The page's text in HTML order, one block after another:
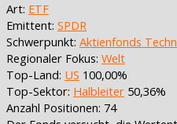
Art: ETF
Emittent: SPDR
Schwerpunkt: Aktienfonds
Regionaler Fokus: Welt
Top-Land: US 100,00%
Top-Sektor: Halbleiter 50,36%
Anzahl Positionen: 74